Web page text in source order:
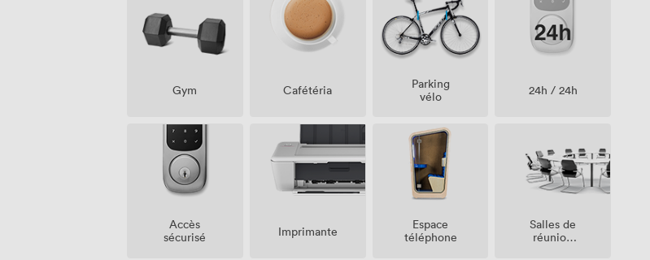
Gym Cafétéria
Parking
vélo
24h / 24h
Accès
sécurisé
Imprimante
Espace
téléphone
Salles de
réunion